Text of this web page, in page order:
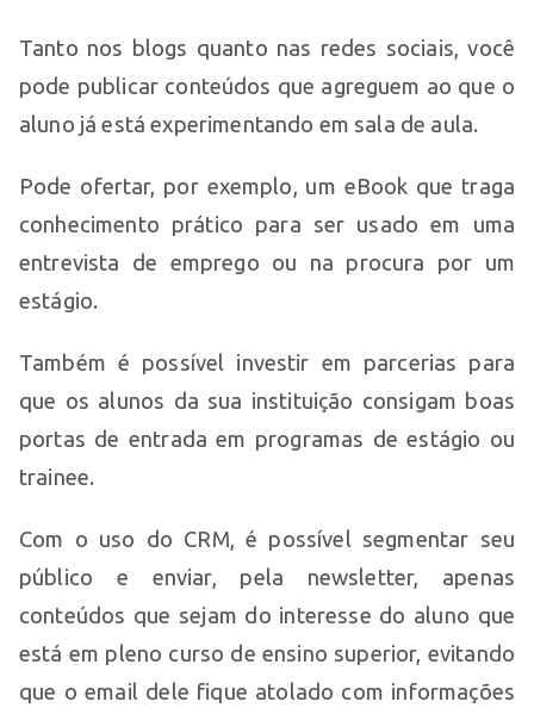
Tanto nos blogs quanto nas redes sociais, você
pode publicar conteúdos que agreguem ao que o
aluno já está experimentando em sala de aula.
Pode ofertar, por exemplo, um eBook que traga
conhecimento prático para ser usado em uma
entrevista de emprego ou na procura por um
estágio.
Também é possível investir em parcerias para
que os alunos da sua instituição consigam boas
portas de entrada em programas de estágio ou
trainee.
Com o uso do CRM, é possível segmentar seu
público e enviar, pela newsletter, apenas
conteúdos que sejam do interesse do aluno que
está em pleno curso de ensino superior, evitando
que o email dele fique atolado com informações